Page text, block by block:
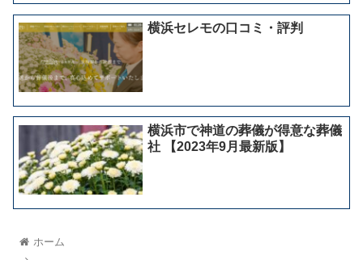
横浜セレモの口コミ・評判
横浜市で神道の葬儀が得意な葬儀
社 【2023年9月最新版】
ホーム